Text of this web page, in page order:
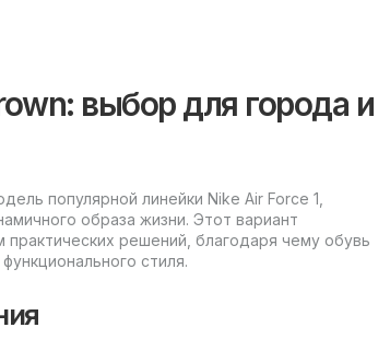
выбор для города и
популярной линейки Nike Air Force 1,
образа жизни. Этот вариант
решений, благодаря чему обувь
стиля.